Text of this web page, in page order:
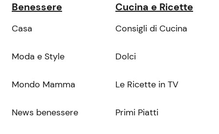
Benessere
Casa
Moda e Style
Mondo Mamma
News benessere
Cucina e Ricette
Consigli di Cucina
Dolci
Le Ricette in TV
Primi Piatti